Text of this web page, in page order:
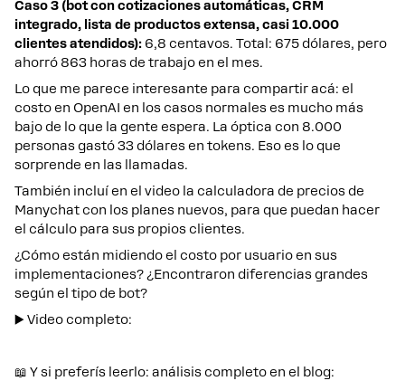
Caso 3 (bot con cotizaciones automáticas, CRM
integrado, lista de productos extensa, casi 10.000
clientes atendidos): 6,8 centavos. Total: 675 dólares, pero
ahorró 863 horas de trabajo en el mes.
Lo que me parece interesante para compartir acá: el
costo en OpenAI en los casos normales es mucho más
bajo de lo que la gente espera. La óptica con 8.000
personas gastó 33 dólares en tokens. Eso es lo que
sorprende en las llamadas.
También incluí en el video la calculadora de precios de
Manychat con los planes nuevos, para que puedan hacer
el cálculo para sus propios clientes.
¿Cómo están midiendo el costo por usuario en sus
implementaciones? ¿Encontraron diferencias grandes
según el tipo de bot?
▶️ Video completo:
📖 Y si preferís leerlo: análisis completo en el blog: